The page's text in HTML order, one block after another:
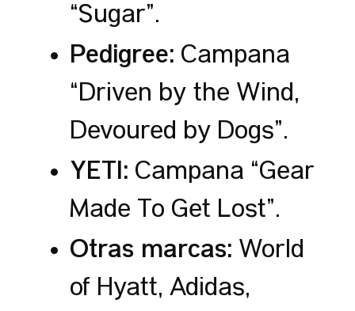
“Sugar”.
Pedigree: Campaña
“Driven by the Wind,
Devoured by Dogs”.
YETI: Campaña “Gear
Made To Get Lost”.
Otras marcas: World
of Hyatt, Adidas,